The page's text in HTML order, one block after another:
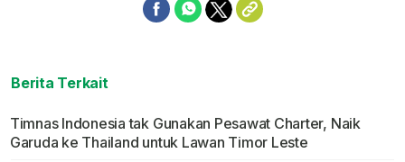
Berita Terkait
Timnas Indonesia tak Gunakan Pesawat Charter, Naik
Garuda ke Thailand untuk Lawan Timor Leste